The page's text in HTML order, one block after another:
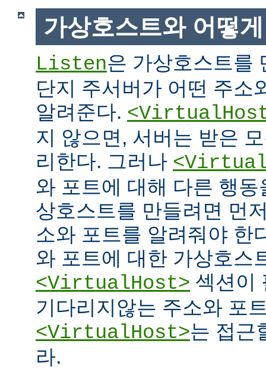
가상호스트와 어떻
Listen은 가상호스트를
단지 주서버가 어떤 주소
알려준다.
지 않으면, 서버는 받은
리한다. 그러나
와 포트에 대해 다른 행
상호스트를 만들려면 먼
소와 포트를 알려줘야 한
와 포트에 대한 가상호스
<VirtualHost> 섹션이
기다리지않는 주소와 포
<VirtualHost>는 접근
라.